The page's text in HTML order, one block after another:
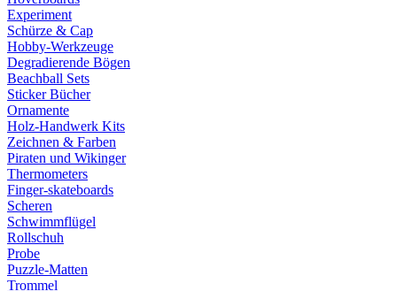
Experiment
Schürze & Cap
Hobby-Werkzeuge
Degradierende Bögen
Beachball Sets
Sticker Bücher
Ornamente
Holz-Handwerk Kits
Zeichnen & Farben
Piraten und Wikinger
Thermometers
Finger-skateboards
Scheren
Schwimmflügel
Rollschuh
Probe
Puzzle-Matten
Trommel